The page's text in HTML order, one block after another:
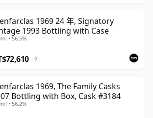
1969 24 年, Signatory
1993 Bottling with Case
• 56.5%
?
1969, The Family Casks
Bottling with Box, Cask #3184
• 56.2%